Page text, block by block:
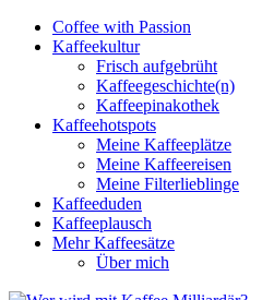
Coffee with Passion
Kaffeekultur
Frisch aufgebrüht
Kaffeegeschichte(n)
Kaffeepinakothek
Kaffeehotspots
Meine Kaffeeplätze
Meine Kaffeereisen
Meine Filterlieblinge
Kaffeeduden
Kaffeeplausch
Mehr Kaffeesätze
Über mich